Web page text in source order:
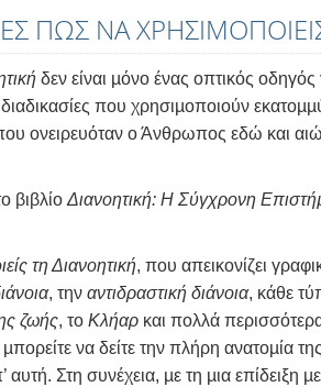
ΠΩΣ ΝΑ
δεν είναι µόνο ένας οπτικός
διαδικασίες που χρησιµοποιούν
ονειρευόταν ο Άνθρωπος εδώ και
βιβλίο Διανοητική: Η Σύγχρονη
τη Διανοητική, που απεικονίζει
, την αντιδραστική διάνοια, κάθε
ζωής, το Κλήαρ και πολλά
να δείτε την πλήρη ανατοµία
Στη συνέχεια, µε τη µια επίδειξη